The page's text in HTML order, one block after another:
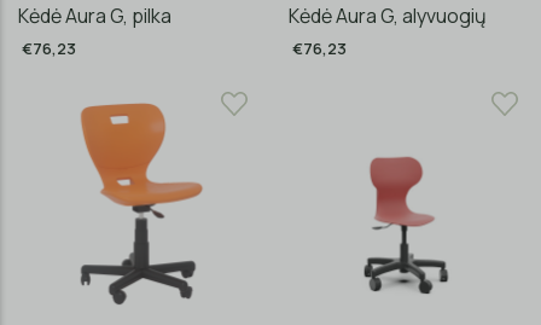
Kėdė Aura G, pilka
€76,23
Kėdė Aura G, alyvuogių
€76,23